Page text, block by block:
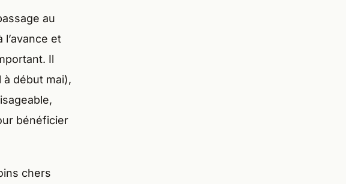
au
et
Il
à début mai),
bénéficier
chers